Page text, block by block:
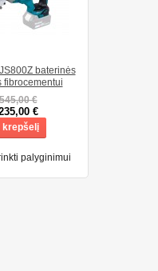
baterinės
fibrocementui
€
€
Į krepšelį
palyginimui